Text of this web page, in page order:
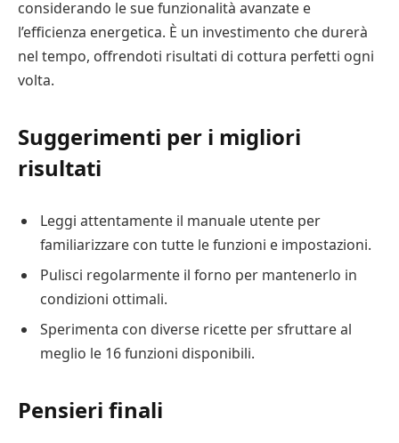
considerando le sue funzionalità avanzate e
l’efficienza energetica. È un investimento che durerà
nel tempo, offrendoti risultati di cottura perfetti ogni
volta.
Suggerimenti per i migliori
risultati
Leggi attentamente il manuale utente per
familiarizzare con tutte le funzioni e impostazioni.
Pulisci regolarmente il forno per mantenerlo in
condizioni ottimali.
Sperimenta con diverse ricette per sfruttare al
meglio le 16 funzioni disponibili.
Pensieri finali